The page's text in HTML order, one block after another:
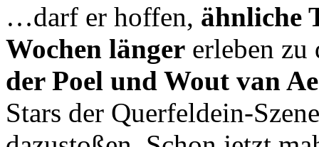
…darf er hoffen, ähnliche
Wochen länger erleben
der Poel und Wout van
Stars der Querfeldein-